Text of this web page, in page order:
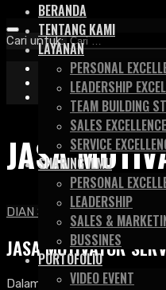
BERANDA
TENTANG KAMI
LAYANAN
PERSONAL
LEADERSHIP
TEAM BUILDING
SALES EXCELLENCE
SERVICE
SHARING ILMU
PERSONAL
LEADERSHIP
SALES &
BUSSINES
PORTOFOLIO
VIDEO EVENT
Cari untuk:
+62812-4975-8328
JASA
DIAN SAPUTRA &
JASA MOTIVATOR
Dalam lingkungan bisnis